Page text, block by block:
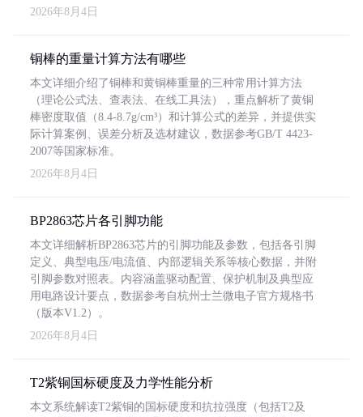
2026年8月4日
铜棒的重量计算方法有哪些
本文详细介绍了铜棒和黄铜棒重量的三种常用计算方法
（理论公式法、查表法、在线工具法），重点解析了黄铜
棒密度取值（8.4-8.7g/cm³）和计算公式的差异，并提供实
际计算案例、误差分析及选材建议，数据参考GB/T 4423-
2007等国家标准。
2026年8月4日
BP2863芯片各引脚功能
本文详细解析BP2863芯片的引脚功能及参数，包括各引脚
定义、典型电压/电流值、内部逻辑关系等核心数据，并附
引脚参数对照表。内容涵盖驱动配置、保护机制及典型应
用电路设计要点，数据参考自杭州士兰微电子官方规格书
（版本V1.2）。
2026年8月4日
T2紫铜国标硬度及力学性能分析
本文系统解读T2紫铜的国标硬度和抗拉强度（包括T2及